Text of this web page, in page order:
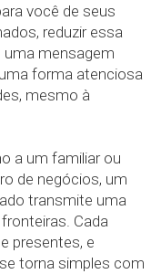
você de seus
reduzir essa
uma mensagem
forma atenciosa
mesmo à
a um familiar ou
de negócios, um
transmite uma
Cada
presentes, e
torna simples com